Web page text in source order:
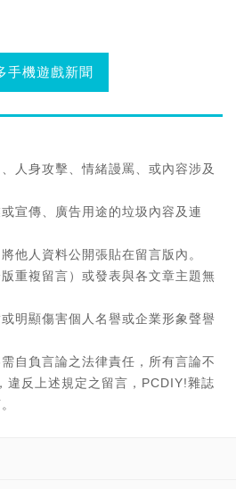
手機遊戲新聞
人身攻擊、情緒謾罵、或內容涉及
宣傳、廣告用途的垃圾內容及連
他人資料公開張貼在留言版內。
重複留言）或發表與各文章主題無
明顯傷害個人名譽或企業形象聲譽
自負言論之法律責任，所有言論不
違反上述規定之留言，PCDIY!雜誌